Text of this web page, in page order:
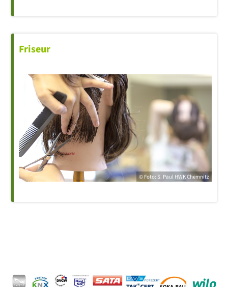
Friseur
© Foto: S. Paul HWKChemnitz